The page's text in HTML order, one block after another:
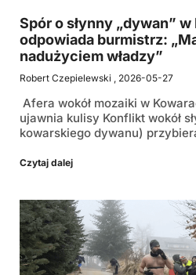
Spór o słynny „dywan”
odpowiada burmistrz:
nadużyciem władzy”
Robert Czepielewski 2026-05-27
Afera wokół mozaiki w
ujawnia kulisy Konflikt wokół
kowarskiego dywanu)
Czytaj dalej